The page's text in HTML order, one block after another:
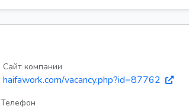
Сайт компании
haifawork.com/vacancy.php?id=87762
Телефон